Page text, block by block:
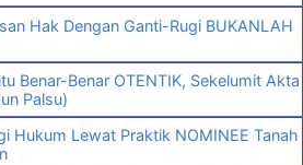
Hak Dengan Ganti-Rugi BUKANLAH
Benar-Benar OTENTIK, Sekelumit Akta
Palsu)
Hukum Lewat Praktik NOMINEE Tanah